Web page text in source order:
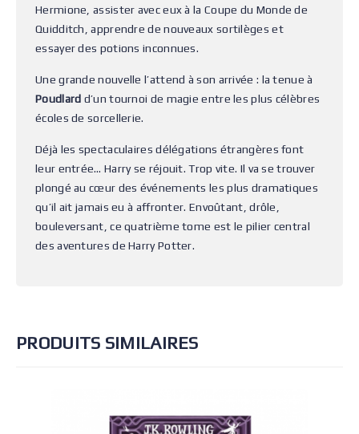
Hermione, assister avec eux à la Coupe du Monde de
Quidditch, apprendre de nouveaux sortilèges et
essayer des potions inconnues.
Une grande nouvelle l’attend à son arrivée : la tenue à
Poudlard d’un tournoi de magie entre les plus célèbres
écoles de sorcellerie.
Déjà les spectaculaires délégations étrangères font
leur entrée… Harry se réjouit. Trop vite. Il va se trouver
plongé au cœur des événements les plus dramatiques
qu’il ait jamais eu à affronter. Envoûtant, drôle,
bouleversant, ce quatrième tome est le pilier central
des aventures de Harry Potter.
PRODUITS SIMILAIRES